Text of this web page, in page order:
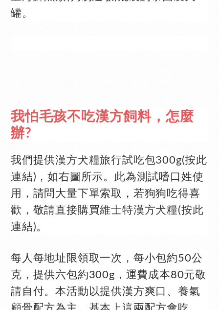
罐。
我怕毛孩不吃漢方飼料，怎麼
辦?
我們提供漢方犬糧旅行試吃包300g(按此
連結) ，如右圖所示。此為測試嗜口姓使
用，請問大量下單索取，若狗狗吃得喜
歡，敬請直接購買維士特漢方犬糧(按此
連結)。
每人每地址限領取一次，每小包約50公
克，提供六包約300g，運費成本80元敬
請自付。本活動以提供漢方爽口、養氣